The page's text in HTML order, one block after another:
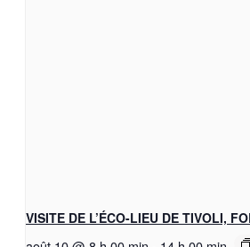
VISITE DE L’ÉCO-LIEU DE TIVOLI,